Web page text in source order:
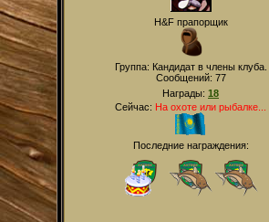
H&F прапорщик
Группа: Кандидат в члены клуба.
Сообщений: 77
Награды: 18
Сейчас: На охоте или рыбалке...
Последние награждения: